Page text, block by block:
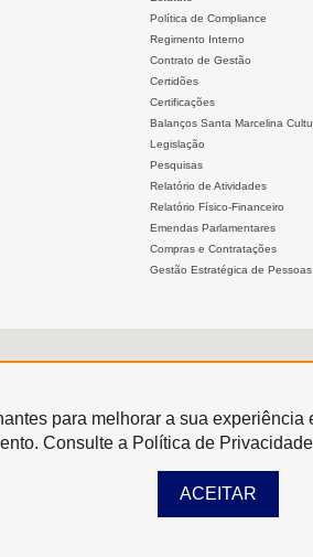
Política de Compliance
Regimento Interno
Contrato de Gestão
Certidões
Certificações
Balanços Santa Marcelina
Legislação
Pesquisas
Relatório de Atividades
Relatório Físico-Financeiro
Emendas Parlamentares
Compras e Contratações
Gestão Estratégica de Pessoas
para melhorar a sua
Consulte a Política de
ACEITAR